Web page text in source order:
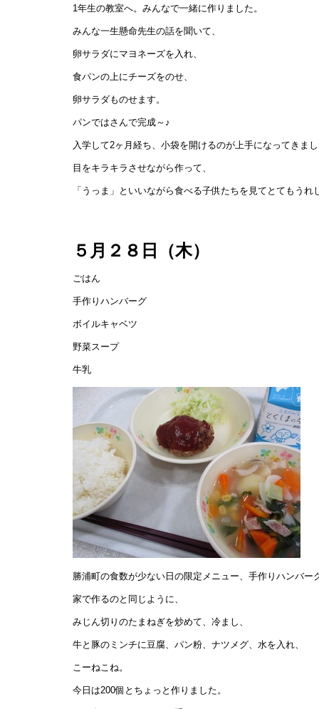
1年生の教室へ。みんなで一緒に作りました。
みんな一生懸命先生の話を聞いて、
卵サラダにマヨネーズを入れ、
食パンの上にチーズをのせ、
卵サラダものせます。
パンではさんで完成～♪
入学して2ヶ月経ち、小袋を開けるのが上手になってきま
目をキラキラさせながら作って、
「うっま」といいながら食べる子供たちを見てとてもう
５月２８日（木）
ごはん
手作りハンバーグ
ボイルキャベツ
野菜スープ
牛乳
勝浦町の食数が少ない日の限定メニュー、手作りハンバー
家で作るのと同じように、
みじん切りのたまねぎを炒めて、冷まし、
牛と豚のミンチに豆腐、パン粉、ナツメグ、水を入れ、
こーねこね。
今日は200個とちょっと作りました。